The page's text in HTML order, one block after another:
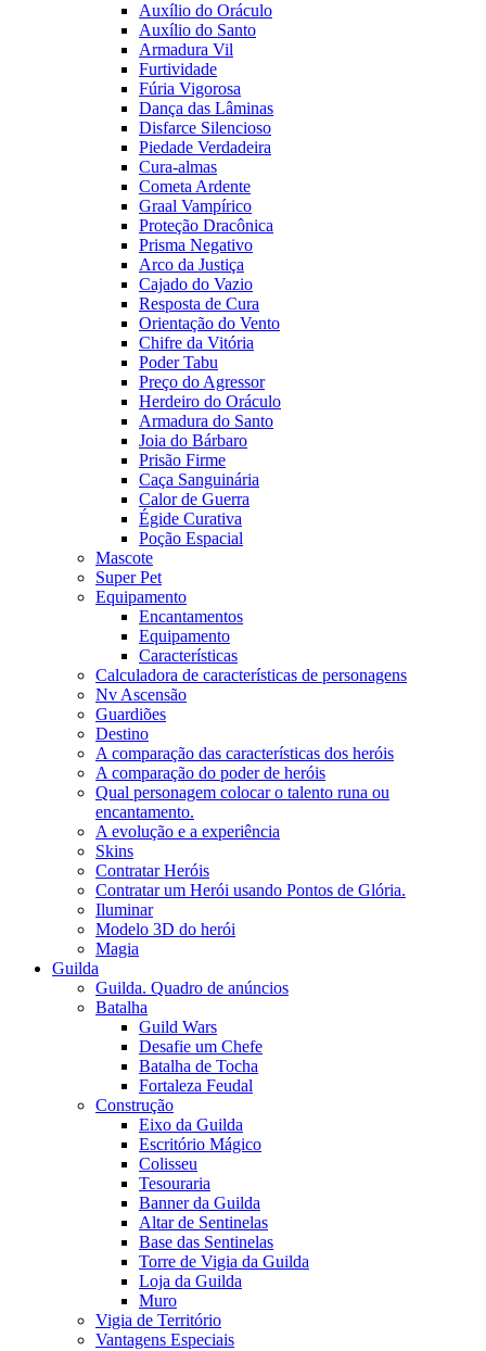
Auxílio do Oráculo
Auxílio do Santo
Armadura Vil
Furtividade
Fúria Vigorosa
Dança das Lâminas
Disfarce Silencioso
Piedade Verdadeira
Cura-almas
Cometa Ardente
Graal Vampírico
Proteção Dracônica
Prisma Negativo
Arco da Justiça
Cajado do Vazio
Resposta de Cura
Orientação do Vento
Chifre da Vitória
Poder Tabu
Preço do Agressor
Herdeiro do Oráculo
Armadura do Santo
Joia do Bárbaro
Prisão Firme
Caça Sanguinária
Calor de Guerra
Égide Curativa
Poção Espacial
Mascote
Super Pet
Equipamento
Encantamentos
Equipamento
Características
Calculadora de características de personagens
Nv Ascensão
Guardiões
Destino
A comparação das características dos heróis
A comparação do poder de heróis
Qual personagem colocar o talento runa ou
encantamento.
A evolução e a experiência
Skins
Contratar Heróis
Contratar um Herói usando Pontos de Glória.
Iluminar
Modelo 3D do herói
Magia
Guilda
Guilda. Quadro de anúncios
Batalha
Guild Wars
Desafie um Chefe
Batalha de Tocha
Fortaleza Feudal
Construção
Eixo da Guilda
Escritório Mágico
Colisseu
Tesouraria
Banner da Guilda
Altar de Sentinelas
Base das Sentinelas
Torre de Vigia da Guilda
Loja da Guilda
Muro
Vigia de Território
Vantagens Especiais